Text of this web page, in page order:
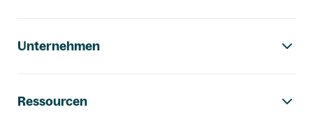
Unternehmen
Ressourcen